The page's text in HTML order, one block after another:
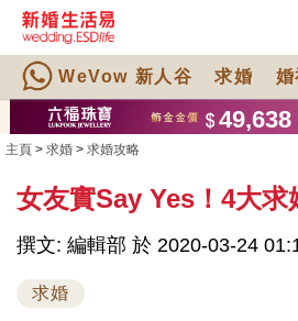
WeVow 新人谷 求婚 婚
主頁 > 求婚 > 求婚攻略
女友實Say Yes！4大求
撰文: 編輯部 於 2020-03-24
求婚